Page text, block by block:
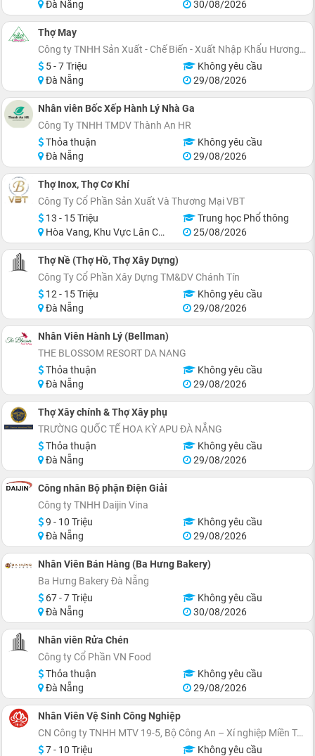
Đà Nẵng 30/08/2026
Thợ May
Công ty TNHH Sản Xuất - Chế Biến - Xuất Nhập Khẩu Hương Quế
5 - 7 Triệu
Không yêu cầu
Đà Nẵng
29/08/2026
Nhân viên Bốc Xếp Hành Lý Nhà Ga
Công Ty TNHH TMDV Thành An HR
Thỏa thuận
Không yêu cầu
Đà Nẵng
29/08/2026
Thợ Inox, Thợ Cơ Khí
Công Ty Cổ Phần Sản Xuất Và Thương Mại VBT
13 - 15 Triệu
Trung học Phổ thông
Hòa Vang, Khu Vực Lân Cận Đà Nẵng
25/08/2026
Thợ Nề (Thợ Hồ, Thợ Xây Dựng)
Công Ty Cổ Phần Xây Dựng TM&DV Chánh Tín
12 - 15 Triệu
Không yêu cầu
Đà Nẵng
29/08/2026
Nhân Viên Hành Lý (Bellman)
THE BLOSSOM RESORT DA NANG
Thỏa thuận
Không yêu cầu
Đà Nẵng
29/08/2026
Thợ Xây chính & Thợ Xây phụ
TRƯỜNG QUỐC TẾ HOA KỲ APU ĐÀ NẴNG
Thỏa thuận
Không yêu cầu
Đà Nẵng
29/08/2026
Công nhân Bộ phận Điện Giải
Công ty TNHH Daijin Vina
9 - 10 Triệu
Không yêu cầu
Đà Nẵng
29/08/2026
Nhân Viên Bán Hàng (Ba Hưng Bakery)
Ba Hưng Bakery Đà Nẵng
67 - 7 Triệu
Không yêu cầu
Đà Nẵng
30/08/2026
Nhân viên Rửa Chén
Công ty Cổ Phần VN Food
Thỏa thuận
Không yêu cầu
Đà Nẵng
29/08/2026
Nhân Viên Vệ Sinh Công Nghiệp
CN Công ty TNHH MTV 19-5, Bộ Công An – Xí nghiệp Miền Trung
7 - 10 Triệu
Không yêu cầu